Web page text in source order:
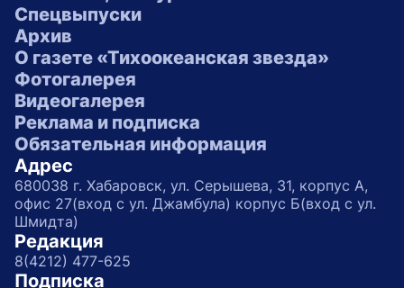
Спецвыпуски
Архив
О газете «Тихоокеанская звезда»
Фотогалерея
Видеогалерея
Реклама и подписка
Обязательная информация
Адрес
680038 г. Хабаровск, ул. Серышева, 31, корпус А,
офис 27(вход с ул. Джамбула) корпус Б(вход с ул.
Шмидта)
Редакция
8(4212) 477-625
Подписка